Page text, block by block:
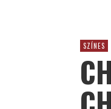
SZÍNES